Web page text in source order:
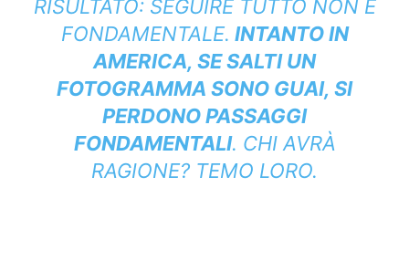
RISULTATO: SEGUIRE TUTTO NON È
FONDAMENTALE. INTANTO IN
AMERICA, SE SALTI UN
FOTOGRAMMA SONO GUAI, SI
PERDONO PASSAGGI
FONDAMENTALI. CHI AVRÀ
RAGIONE? TEMO LORO.